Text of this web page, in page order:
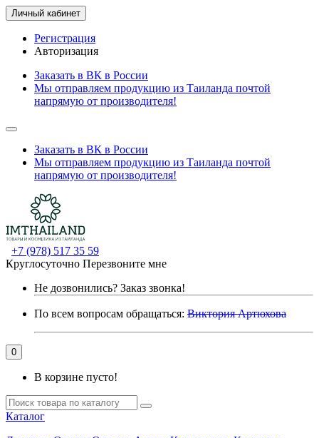
Личный кабинет
Регистрация
Авторизация
Заказать в ВК в России
Мы отправляем продукцию из Таиланда почтой
напрямую от производителя!
Заказать в ВК в России
Мы отправляем продукцию из Таиланда почтой
напрямую от производителя!
+7 (978) 517 35 59
Круглосуточно Перезвоните мне
Не дозвонились? Заказ звонка!
По всем вопросам обращаться: Виктория Артюхова
0
В корзине пусто!
Каталог